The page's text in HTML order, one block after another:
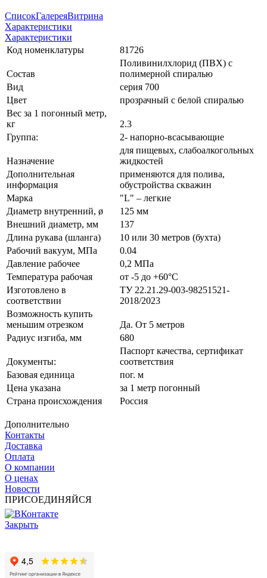
СписокГалереяВитрина
Характеристики
Характеристики
Код номенклатуры
81726
Состав
Поливинилхлорид (ПВХ) с
полимерной спиралью
Вид
серия 700
Цвет
прозрачный с белой спиралью
Вес за 1 погонный метр,
кг
2.3
Группа:
2- напорно-всасывающие
Назначение
для пищевых, слабоалкогольных
жидкостей
Дополнительная
информация
применяются для полива,
обустройства скважин
Марка
"L" – легкие
Диаметр внутренний, ø
125 мм
Внешний диаметр, мм
137
Длина рукава (шланга)
10 или 30 метров (бухта)
Рабочий вакуум, МПа
0.04
Давление рабочее
0,2 МПа
Температура рабочая
от -5 до +60°С
Изготовлено в
соответствии
ТУ 22.21.29-003-98251521-
2018/2023
Возможность купить
меньшим отрезком
Да. От 5 метров
Радиус изгиба, мм
680
Документы:
Паспорт качества, сертификат
соответствия
Базовая единица
пог. м
Цена указана
за 1 метр погонный
Страна происхождения
Россия
Дополнительно
Контакты
Доставка
Оплата
О компании
О ценах
Новости
ПРИСОЕДИНЯЙСЯ
Закрыть